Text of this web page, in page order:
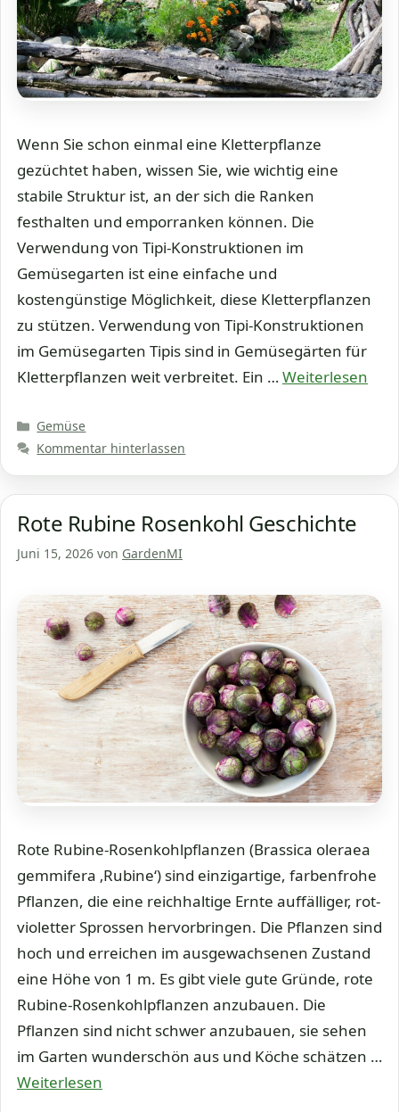
Wenn Sie schon einmal eine Kletterpflanze
gezüchtet haben, wissen Sie, wie wichtig eine
stabile Struktur ist, an der sich die Ranken
festhalten und emporranken können. Die
Verwendung von Tipi-Konstruktionen im
Gemüsegarten ist eine einfache und
kostengünstige Möglichkeit, diese Kletterpflanzen
zu stützen. Verwendung von Tipi-Konstruktionen
im Gemüsegarten Tipis sind in Gemüsegärten für
Kletterpflanzen weit verbreitet. Ein …Weiterlesen
Kategorien
Gemüse
Kommentar hinterlassen
Rote Rubine Rosenkohl Geschichte
Juni 15, 2026 von GardenMI
Rote Rubine-Rosenkohlpflanzen (Brassica oleraea
gemmifera ‚Rubine‘) sind einzigartige, farbenfrohe
Pflanzen, die eine reichhaltige Ernte auffälliger, rot-
violetter Sprossen hervorbringen. Die Pflanzen sind
hoch und erreichen im ausgewachsenen Zustand
eine Höhe von 1 m. Es gibt viele gute Gründe, rote
Rubine-Rosenkohlpflanzen anzubauen. Die
Pflanzen sind nicht schwer anzubauen, sie sehen
im Garten wunderschön aus und Köche schätzen …
Weiterlesen